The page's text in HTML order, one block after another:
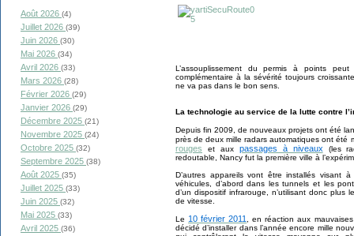
Août 2026 (4)
Juillet 2026 (39)
Juin 2026 (30)
Mai 2026 (34)
Avril 2026 (33)
Mars 2026 (28)
Février 2026 (29)
Janvier 2026 (29)
Décembre 2025 (21)
Novembre 2025 (24)
Octobre 2025 (32)
Septembre 2025 (38)
Août 2025 (35)
Juillet 2025 (33)
Juin 2025 (32)
Mai 2025 (33)
Avril 2025 (36)
L’assouplissement du permis à points
complémentaire à la sévérité toujours
ne va pas dans le bon sens.
La technologie au service de la lutte contre
Depuis fin 2009, de nouveaux projets ont été
près de deux mille radars automatiques ont
rouges et aux passages à niveaux(les
redoutable, Nancy fut la première ville à
D’autres appareils vont être installés visant
véhicules, d’abord dans les tunnels et les
d’un dispositif infrarouge, n’utilisant donc plus
de vitesse.
Le10 février 2011 , en réaction aux
décidé d’installer dans l’année encore mille